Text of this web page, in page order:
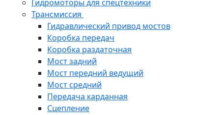
Гидромоторы для спецтехники
Трансмиссия
Гидравлический привод мостов
Коробка передач
Коробка раздаточная
Мост задний
Мост передний ведущий
Мост средний
Передача карданная
Сцепление